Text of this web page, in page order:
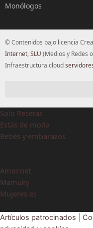
Monólogos
© Contenidos bajo licencia
Internet, SLU (Medios y Redes
Infraestructura cloud
Solo Recetas
Estás de moda
Bebés y embarazos
Amor.net
Mamuky
Mujeres.es
Artículos patrocinados